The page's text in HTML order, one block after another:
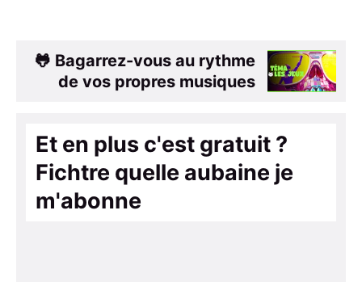
🐸 Bagarrez-vous au rythme
de vos propres musiques
Et en plus c'est gratuit ?
Fichtre quelle aubaine je
m'abonne